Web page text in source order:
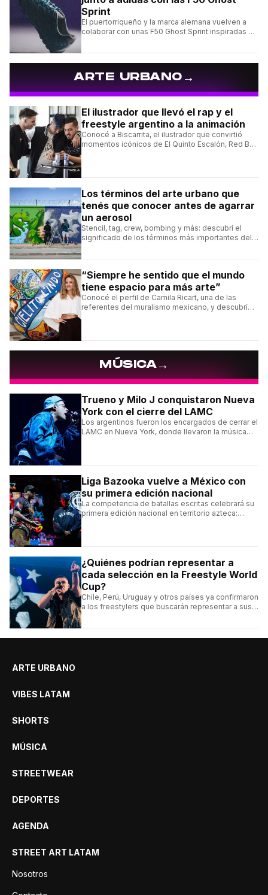
Sprint
El puertorriqueño y la marca alemana vuelven a
colaborar con unas F50 Ghost Sprint inspiradas en
ARTE URBANO→
El ilustrador que llevó el rap y el
freestyle argentino a la animación
Conocé a Biscarrita, el ilustrador que convirtió
momentos icónicos de El Quinto Escalón, Red Bull
Los términos del arte urbano que
tenés que conocer antes de agarrar
un aerosol
Stencil, tag, crew, bombing y más: descubrí el
significado de los términos más importantes del
“Siempre he sentido que el mundo
tiene espacio para más arte”
Conocé el perfil de Camila Ricart, una de las
referentes del muralismo mexicano, y descubrí
MÚSICA→
Trueno y Milo J conquistaron Nueva
York con el cierre del LAMC
Los argentinos fueron los encargados de cerrar el
LAMC en Nueva York, donde llevaron la música
Liga Bazooka vuelve a México con
su primera edición nacional
La competencia de batallas escritas celebrará su
primera edición nacional en territorio azteca:
¿Quiénes podrían representar a
cada selección en la Freestyle World
Cup?
Chile, Perú, Uruguay y otros países ya confirmaron
a los freestylers que buscarán representar a sus
ARTE URBANO
VIBES LATAM
SHORTS
MÚSICA
STREETWEAR
DEPORTES
AGENDA
STREET ART LATAM
Nosotros